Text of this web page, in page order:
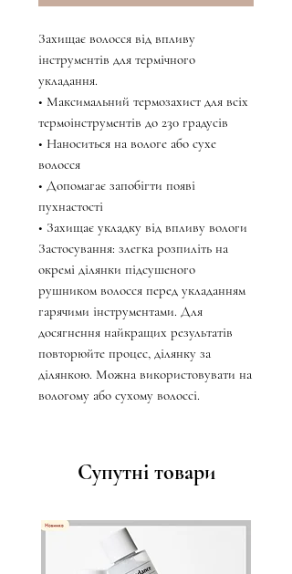
Захищає волосся від впливу
інструментів для термічного
укладання.
• Максимальний термозахист для всіх
термоінструментів до 230 градусів
• Наноситься на вологе або сухе
волосся
• Допомагає запобігти появі
пухнастості
• Захищає укладку від впливу вологи
Застосування: злегка розпиліть на
окремі ділянки підсушеного
рушником волосся перед укладанням
гарячими інструментами. Для
досягнення найкращих результатів
повторюйте процес, ділянку за
ділянкою. Можна використовувати на
вологому або сухому волоссі.
Супутні товари